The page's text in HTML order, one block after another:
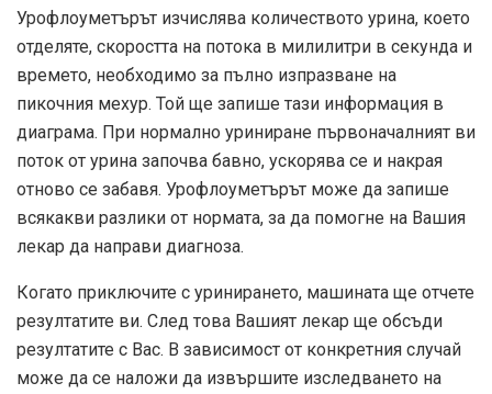
Урофлоуметърът изчислява количеството урина, което
отделяте, скоростта на потока в милилитри в секунда и
времето, необходимо за пълно изпразване на
пикочния мехур. Той ще запише тази информация в
диаграма. При нормално уриниране първоначалният ви
поток от урина започва бавно, ускорява се и накрая
отново се забавя. Урофлоуметърът може да запише
всякакви разлики от нормата, за да помогне на Вашия
лекар да направи диагноза.
Когато приключите с уринирането, машината ще отчете
резултатите ви. След това Вашият лекар ще обсъди
резултатите с Вас. В зависимост от конкретния случай
може да се наложи да извършите изследването на